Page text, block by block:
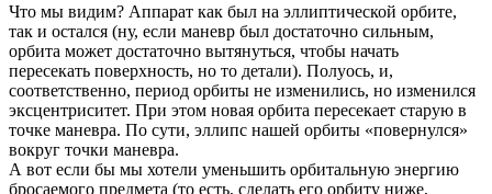
Что мы видим? Аппарат как был на эллиптической орбите,
так и остался (ну, если маневр был достаточно сильным,
орбита может достаточно вытянуться, чтобы начать
пересекать поверхность, но то детали). Полуось, и,
соответственно, период орбиты не изменились, но изменился
эксцентриситет. При этом новая орбита пересекает старую в
точке маневра. По сути, эллипс нашей орбиты «повернулся»
вокруг точки маневра.
А вот если бы мы хотели уменьшить орбитальную энергию
бросаемого предмета (то есть, сделать его орбиту ниже,